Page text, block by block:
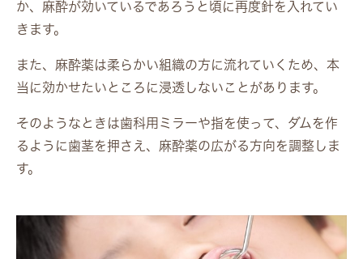
か、麻酔が効いているであろうと頃に再度針を入れてい
きます。
また、麻酔薬は柔らかい組織の方に流れていくため、本
当に効かせたいところに浸透しないことがあります。
そのようなときは歯科用ミラーや指を使って、ダムを作
るように歯茎を押さえ、麻酔薬の広がる方向を調整しま
す。